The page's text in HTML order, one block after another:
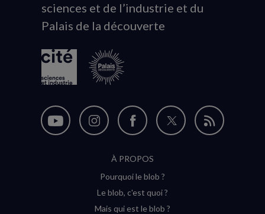
du
logo
sciences et de l’industrie et du
Palais de la découverte
Nous
Nous
Instagram
(nouvelle
Nous
sur
Facebook
(nouvelle
Nous
Flux
À PROPOS
Pourquoi le blob ?
Le blob, c'est quoi ?
Mais qui est le blob ?